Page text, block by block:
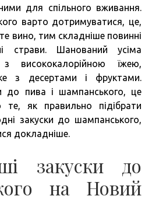
для спільного вживання.
варто дотримуватися, це,
вино, тим складніше повинні
страви. Шанований усіма
висококалорійною їжею,
з десертами і фруктами.
до пива і шампанського, це
як правильно підібрати
закуски до шампанського,
докладніше.
закуски до
на Новий